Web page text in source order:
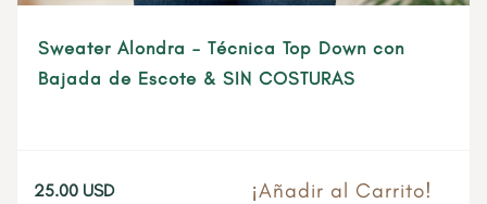
Sweater Alondra – Técnica Top Down con
Bajada de Escote & SIN COSTURAS
25.00 USD ¡Añadir al Carrito!